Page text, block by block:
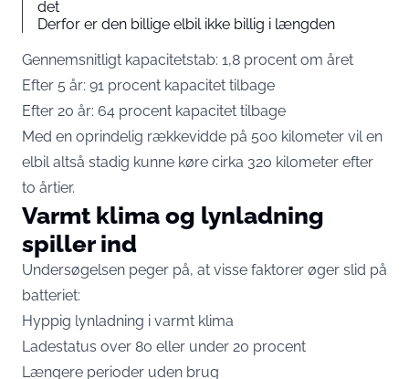
det
Derfor er den billige elbil ikke billig i længden
Gennemsnitligt kapacitetstab: 1,8 procent om året
Efter 5 år: 91 procent kapacitet tilbage
Efter 20 år: 64 procent kapacitet tilbage
Med en oprindelig rækkevidde på 500 kilometer vil en
elbil altså stadig kunne køre cirka 320 kilometer efter
to årtier.
Varmt klima og lynladning
spiller ind
Undersøgelsen peger på, at visse faktorer øger slid på
batteriet:
Hyppig lynladning i varmt klima
Ladestatus over 80 eller under 20 procent
Længere perioder uden brug